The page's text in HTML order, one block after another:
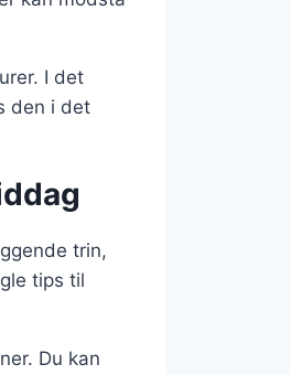
I det
den i det
trin,
tips til
Du kan